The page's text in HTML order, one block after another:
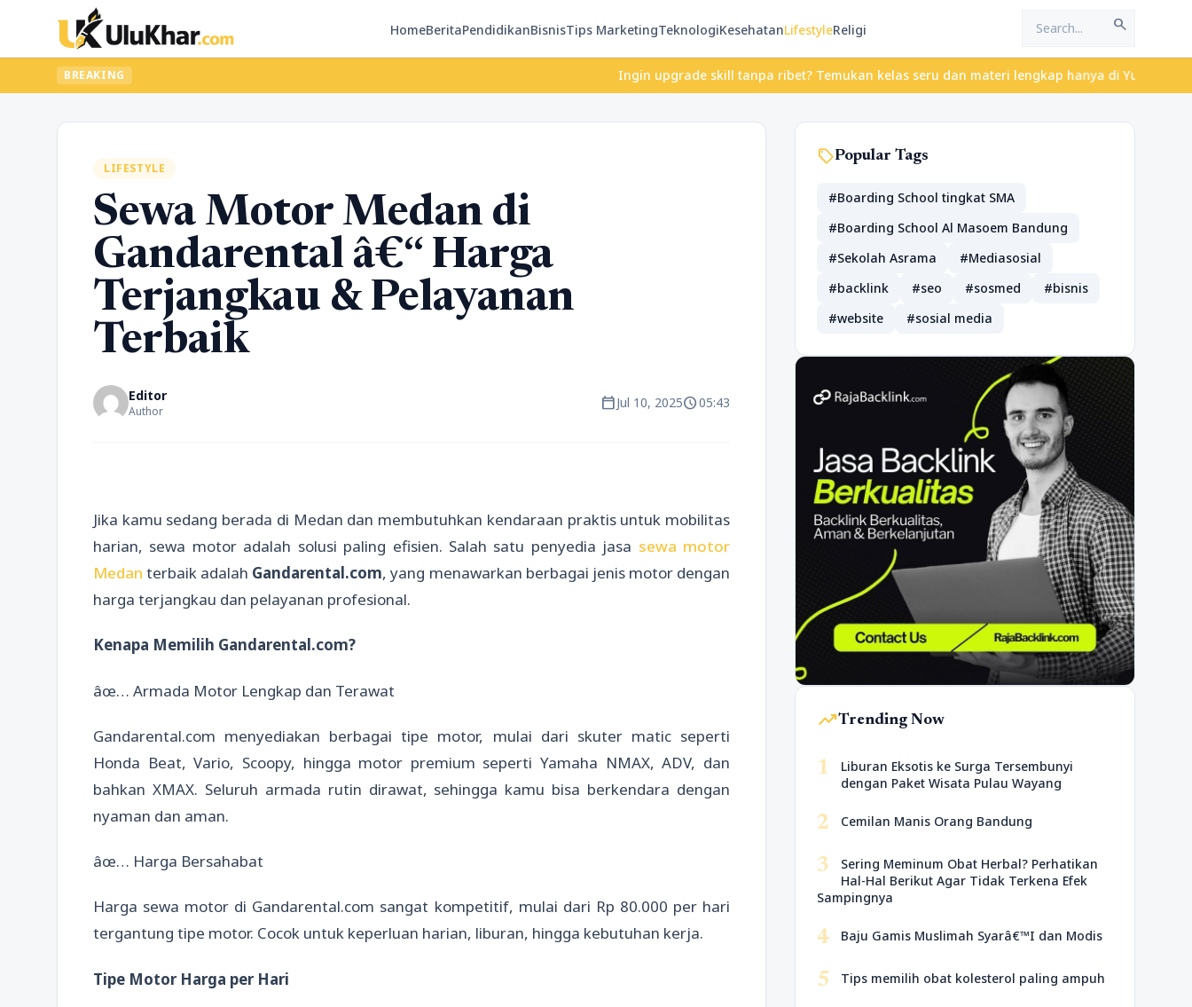
HomeBeritaPendidikanBisnisTips MarketingTeknologiKesehatanLifestyleReligi search
BREAKING Ingin upgrade skill tanpa ribet? Temukan kelas seru dan materi lengkap hanya di YukBelajar.com.
LIFESTYLE
Sewa Motor Medan di
Gandarental â€“ Harga
Terjangkau & Pelayanan
Terbaik
Editor
Author calendar_todayJul 10, 2025schedule05:43
Jika kamu sedang berada di Medan dan membutuhkan kendaraan praktis untuk mobilitas
harian, sewa motor adalah solusi paling efisien. Salah satu penyedia jasa sewa motor
Medan terbaik adalah Gandarental.com, yang menawarkan berbagai jenis motor dengan
harga terjangkau dan pelayanan profesional.
Kenapa Memilih Gandarental.com?
âœ… Armada Motor Lengkap dan Terawat
Gandarental.com menyediakan berbagai tipe motor, mulai dari skuter matic seperti
Honda Beat, Vario, Scoopy, hingga motor premium seperti Yamaha NMAX, ADV, dan
bahkan XMAX. Seluruh armada rutin dirawat, sehingga kamu bisa berkendara dengan
nyaman dan aman.
âœ… Harga Bersahabat
Harga sewa motor di Gandarental.com sangat kompetitif, mulai dari Rp 80.000 per hari
tergantung tipe motor. Cocok untuk keperluan harian, liburan, hingga kebutuhan kerja.
Tipe Motor Harga per Hari
sellPopular Tags
#Boarding School tingkat SMA
#Boarding School Al Masoem Bandung
#Sekolah Asrama
#Mediasosial
#backlink
#seo #sosmed
#bisnis
#website
#sosial media
trending_upTrending Now
1
Liburan Eksotis ke Surga Tersembunyi
dengan Paket Wisata Pulau Wayang
2 Cemilan Manis Orang Bandung
3
Sering Meminum Obat Herbal? Perhatikan
Hal-Hal Berikut Agar Tidak Terkena Efek
Sampingnya
4 Baju Gamis Muslimah Syarâ€™I dan Modis
5 Tips memilih obat kolesterol paling ampuh